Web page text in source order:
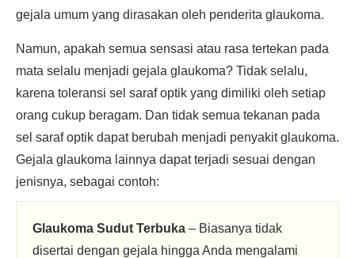
gejala umum yang dirasakan oleh penderita glaukoma.
Namun, apakah semua sensasi atau rasa tertekan pada
mata selalu menjadi gejala glaukoma? Tidak selalu,
karena toleransi sel saraf optik yang dimiliki oleh setiap
orang cukup beragam. Dan tidak semua tekanan pada
sel saraf optik dapat berubah menjadi penyakit glaukoma.
Gejala glaukoma lainnya dapat terjadi sesuai dengan
jenisnya, sebagai contoh:
Glaukoma Sudut Terbuka – Biasanya tidak
disertai dengan gejala hingga Anda mengalami